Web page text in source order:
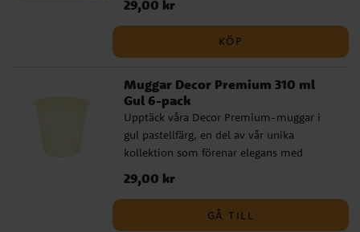
servetter har 3 lager och är perfekta för
varje kalas och festlighet.
Pris:29,00 kr
29,00 kr
KÖP
Muggar Decor Premium 310 ml
Gul 6-pack
Upptäck våra Decor Premium-muggar i
gul pastellfärg, en del av vår unika
kollektion som förenar elegans med
miljövänlighet. Dessa 8 cm höga muggar
kommer i ett 6-pack och är perfekta för
varje kalas och festlighet. De är innovativt
tillverkade av 77 % sockerrör, 9 % bambu,
Pris:29,00 kr
29,00 kr
GÅ TILL